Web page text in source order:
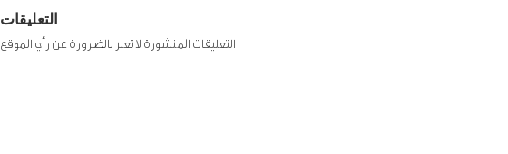
التعليقات
التعليقات المنشورة لا تعبر بالضرورة عن رأي الموقع